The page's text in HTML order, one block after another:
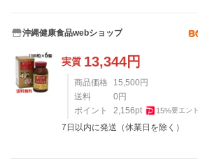
沖縄健康食品webショップ
実質 13,344円
商品価格 15,500円
送料
0円
ポイント
2,156pt 15%要エン
7日以内に発送（休業日を除く）